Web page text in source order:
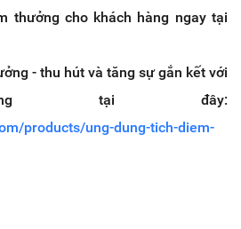
thưởng cho khách hàng ngay tại
- thu hút và tăng sự gắn kết với
tại đây:
products/ung-dung-tich-diem-